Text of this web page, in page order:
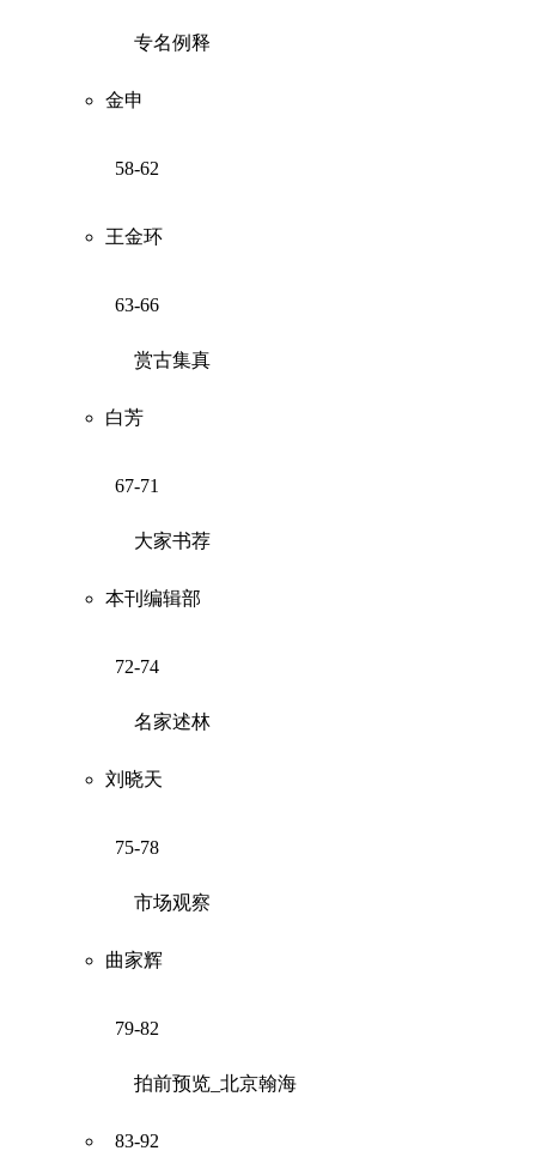
专名例释
金申
58-62
王金环
63-66
赏古集真
白芳
67-71
大家书荐
本刊编辑部
72-74
名家述林
刘晓天
75-78
市场观察
曲家辉
79-82
拍前预览_北京翰海
83-92